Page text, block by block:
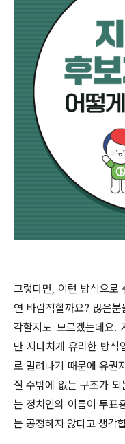
그렇다면, 이런 방식으로
연 바람직할까요? 많은
각할지도 모르겠는데요.
만 지나치게 유리한 방식
로 밀려나기 때문에 유권
질 수밖에 없는 구조가
는 정치인의 이름이 투표
는 공정하지 않다고 생각